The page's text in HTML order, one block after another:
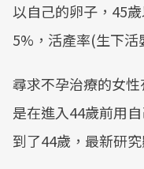
以自己的卵子，45
5%，活產率(生下活
尋求不孕治療的女
是在進入44歲前用
到了44歲，最新研